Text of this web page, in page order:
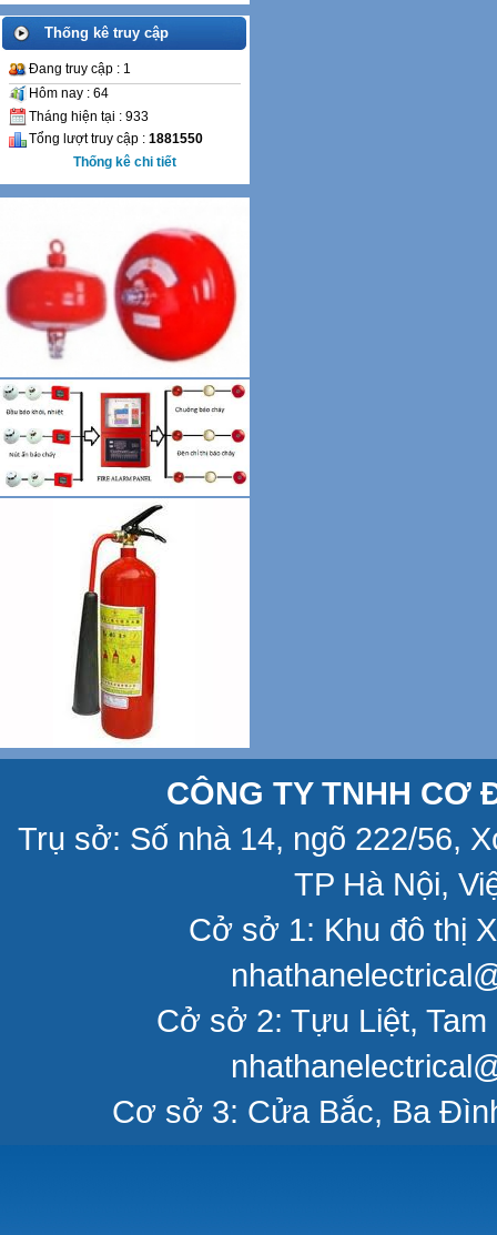
Thống kê truy cập
Đang truy cập : 1
Hôm nay : 64
Tháng hiện tại : 933
Tổng lượt truy cập : 1881550
Thống kê chi tiết
CÔNG TY TNHH CƠ
Trụ sở: Số nhà 14, ngõ 222/56,
TP Hà Nội,
Cở sở 1: Khu đô thị
Cở sở 2: Tựu Liệt,
Cơ sở 3: Cửa Bắc, Ba